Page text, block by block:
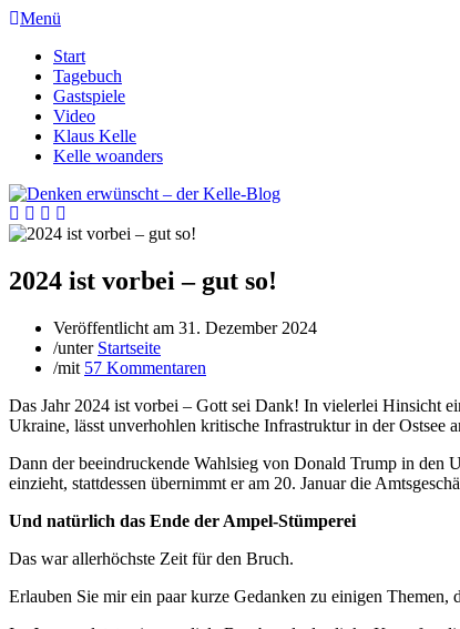
Menü
Start
Tagebuch
Gastspiele
Video
Klaus Kelle
Kelle woanders
2024 ist vorbei – gut so!
Veröffentlicht am 31. Dezember 2024
/unter Startseite
/mit 57 Kommentaren
Das Jahr 2024 ist vorbei – Gott sei Dank! In vielerlei Hinsicht
Ukraine, lässt unverhohlen kritische Infrastruktur in der Ostsee
Dann der beeindruckende Wahlsieg von Donald Trump in den
einzieht, stattdessen übernimmt er am 20. Januar die
Und natürlich das Ende der Ampel-Stümperei
Das war allerhöchste Zeit für den Bruch.
Erlauben Sie mir ein paar kurze Gedanken zu einigen